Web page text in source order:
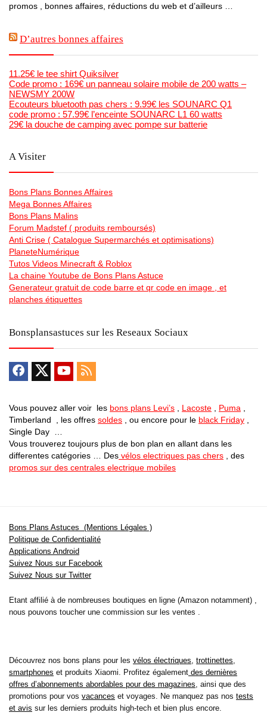
promos , bonnes affaires, réductions du web et d’ailleurs …
D’autres bonnes affaires
11.25€ le tee shirt Quiksilver
Code promo : 169€ un panneau solaire mobile de 200 watts –
NEWSMY 200W
Ecouteurs bluetooth pas chers : 9.99€ les SOUNARC Q1
code promo : 57.99€ l’enceinte SOUNARC L1 60 watts
29€ la douche de camping avec pompe sur batterie
A Visiter
Bons Plans Bonnes Affaires
Mega Bonnes Affaires
Bons Plans Malins
Forum Madstef ( produits remboursés)
Anti Crise ( Catalogue Supermarchés et optimisations)
PlaneteNumérique
Tutos Videos Minecraft & Roblox
La chaine Youtube de Bons Plans Astuce
Generateur gratuit de code barre et qr code en image , et
planches étiquettes
Bonsplansastuces sur les Reseaux Sociaux
Vous pouvez aller voir les bons plans Levi’s , Lacoste , Puma ,
Timberland , les offres soldes , ou encore pour le black Friday ,
Single Day …
Vous trouverez toujours plus de bon plan en allant dans les
differentes catégories … Des vélos electriques pas chers , des
promos sur des centrales electrique mobiles
Bons Plans Astuces (Mentions Légales )
Politique de Confidentialité
Applications Android
Suivez Nous sur Facebook
Suivez Nous sur Twitter
Etant affilié à de nombreuses boutiques en ligne (Amazon notamment) ,
nous pouvons toucher une commission sur les ventes .
Découvrez nos bons plans pour les vélos électriques, trottinettes,
smartphones et produits Xiaomi. Profitez également des dernières
offres d’abonnements abordables pour des magazines, ainsi que des
promotions pour vos vacances et voyages. Ne manquez pas nos tests
et avis sur les derniers produits high-tech et bien plus encore.